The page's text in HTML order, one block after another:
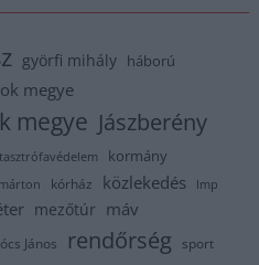
györfi mihály háború
megye
megye Jászberény
kormány
kórház közlekedés lmp
mezőtúr máv
János rendőrség sport